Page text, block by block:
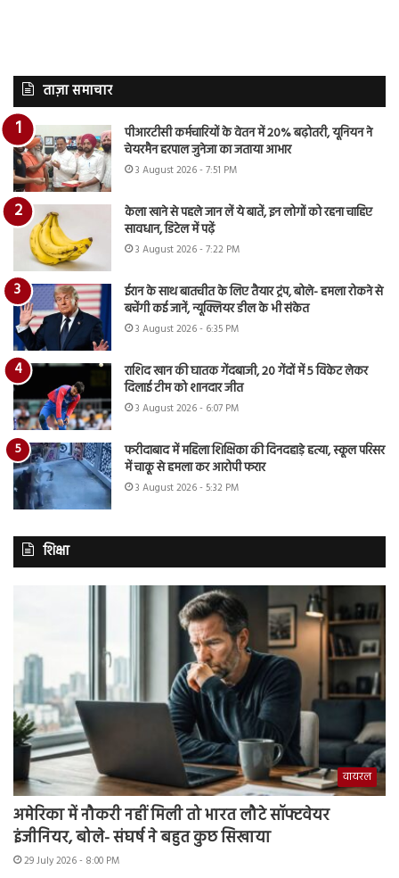
ताज़ा समाचार
पीआरटीसी कर्मचारियों के वेतन में 20% बढ़ोतरी, यूनियन ने
चेयरमैन हरपाल जुनेजा का जताया आभार
3 August 2026 - 7:51 PM
केला खाने से पहले जान लें ये बातें, इन लोगों को रहना चाहिए
सावधान, डिटेल में पढ़ें
3 August 2026 - 7:22 PM
ईरान के साथ बातचीत के लिए तैयार ट्रंप, बोले- हमला रोकने से
बचेंगी कई जानें, न्यूक्लियर डील के भी संकेत
3 August 2026 - 6:35 PM
राशिद खान की घातक गेंदबाजी, 20 गेंदों में 5 विकेट लेकर
दिलाई टीम को शानदार जीत
3 August 2026 - 6:07 PM
फरीदाबाद में महिला शिक्षिका की दिनदहाड़े हत्या, स्कूल परिसर
में चाकू से हमला कर आरोपी फरार
3 August 2026 - 5:32 PM
शिक्षा
वायरल
अमेरिका में नौकरी नहीं मिली तो भारत लौटे सॉफ्टवेयर
इंजीनियर, बोले- संघर्ष ने बहुत कुछ सिखाया
29 July 2026 - 8:00 PM